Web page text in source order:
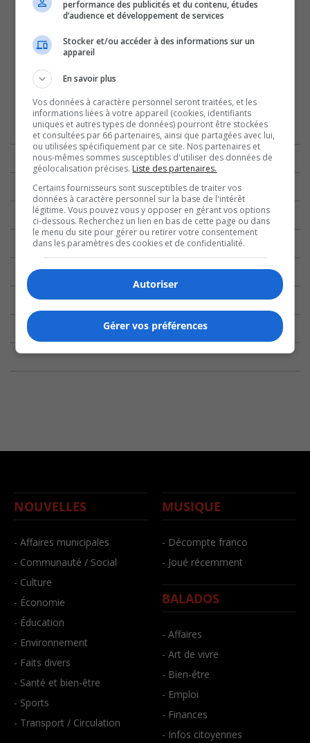
NOUVELLES
- Affaires municipales
- Communauté / Social
- Culture
- Économie
- Éducation
- Environnement
- Faits divers
- Santé et bien-être
- Sports
- Transport / Circulation
MUSIQUE
- Décompte franco
- Joué récemment
BALADOS
- Affaires
- Art de vivre
- Bien-être
- Emploi
- Finances
- Infos citoyennes
performance des publicités et du contenu, études
d’audience et développement de services
Stocker et/ou accéder à des informations sur un
appareil
En savoir plus
Vos données à caractère personnel seront traitées, et les
informations liées à votre appareil (cookies, identifiants
uniques et autres types de données) pourront être stockées
et consultées par 66 partenaires, ainsi que partagées avec lui,
ou utilisées spécifiquement par ce site. Nos partenaires et
nous-mêmes sommes susceptibles d'utiliser des données de
géolocalisation précises. Liste des partenaires.
Certains fournisseurs sont susceptibles de traiter vos
données à caractère personnel sur la base de l'intérêt
légitime. Vous pouvez vous y opposer en gérant vos options
ci-dessous. Recherchez un lien en bas de cette page ou dans
le menu du site pour gérer ou retirer votre consentement
dans les paramètres des cookies et de confidentialité.
Autoriser
Gérer vos préférences